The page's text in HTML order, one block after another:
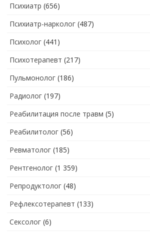
Психиатр (656)
Психиатр-нарколог (487)
Психолог (441)
Психотерапевт (217)
Пульмонолог (186)
Радиолог (197)
Реабилитация после травм (5)
Реабилитолог (56)
Ревматолог (185)
Рентгенолог (1 359)
Репродуктолог (48)
Рефлексотерапевт (133)
Сексолог (6)